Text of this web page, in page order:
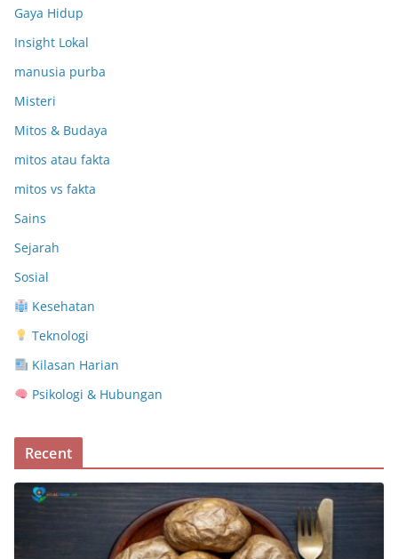
Gaya Hidup
Insight Lokal
manusia purba
Misteri
Mitos & Budaya
mitos atau fakta
mitos vs fakta
Sains
Sejarah
Sosial
Kesehatan
Teknologi
Kilasan Harian
Psikologi & Hubungan
Recent